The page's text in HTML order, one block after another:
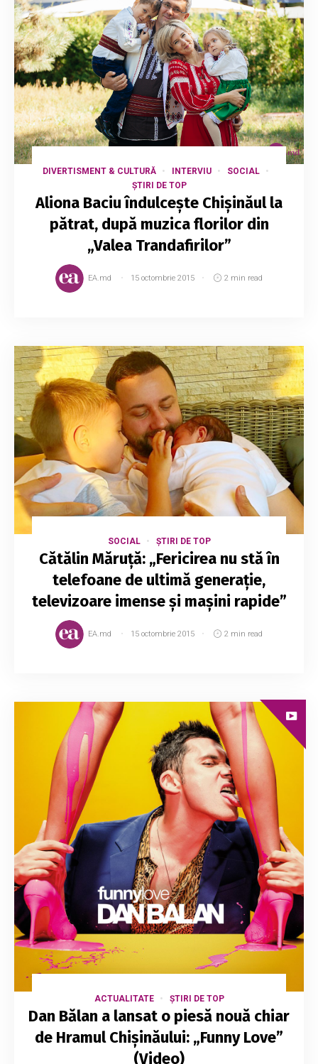
DIVERTISMENT & CULTURĂ INTERVIU
SOCIAL
ȘTIRI DE TOP
Aliona Baciu îndulcește Chișinăul la
pătrat, după muzica florilor din
„Valea Trandafirilor”
EA.md 15 octombrie 2015 2 min read
SOCIAL ȘTIRI DE TOP
Cătălin Măruță: „Fericirea nu stă în
telefoane de ultimă generație,
televizoare imense și mașini rapide”
EA.md 15 octombrie 2015 2 min read
ACTUALITATE ȘTIRI DE TOP
Dan Bălan a lansat o piesă nouă chiar
de Hramul Chișinăului: „Funny Love”
(Video)